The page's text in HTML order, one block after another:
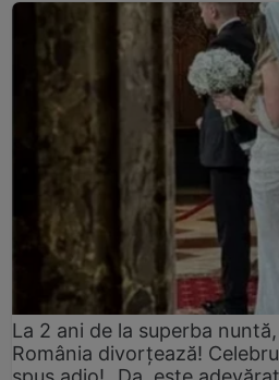
La 2 ani de la superba
România divorțează!